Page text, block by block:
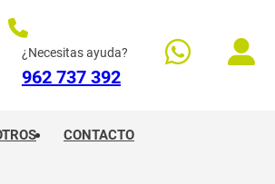
¿Necesitas ayuda?
962 737 392
CONTACTO